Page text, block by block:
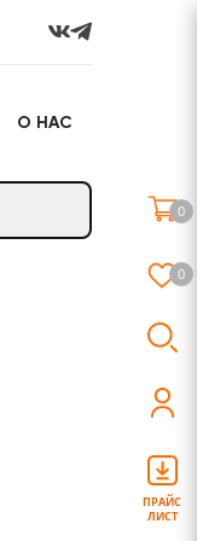
О НАС
0
0
ПРАЙС
ЛИСТ